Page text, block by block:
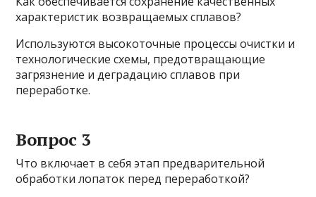
характеристик возвращаемых сплавов?
Используются высокоточные процессы очистки и
технологические схемы, предотвращающие
загрязнение и деградацию сплавов при
переработке.
Вопрос 3
Что включает в себя этап предварительной
обработки лопаток перед переработкой?